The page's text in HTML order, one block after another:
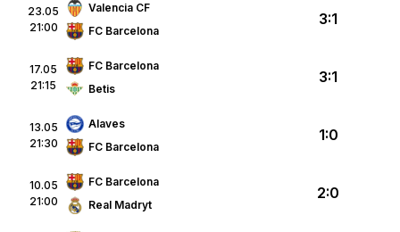
23.05
21:00
Valencia CF
FC Barcelona
3:1
17.05
21:15
FC Barcelona
Betis
3:1
13.05
21:30
Alaves
FC Barcelona
1:0
10.05
21:00
FC Barcelona
Real Madryt
2:0